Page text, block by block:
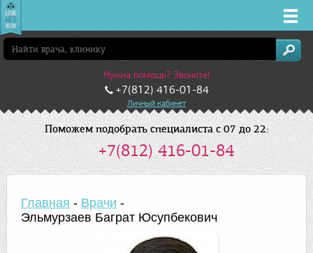
Врачи
Клиники
Заболевания
Лекарства
Акции
Нужна помощь? Звоните!
+7(812) 416-01-84
Личный кабинет
Поможем подобрать специалиста с 07 до 22:
+7(812) 416-01-84
Главная - Врачи -
Эльмурзаев Баграт Юсупбекович